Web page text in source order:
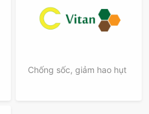
Chống sốc, giảm hao hụt